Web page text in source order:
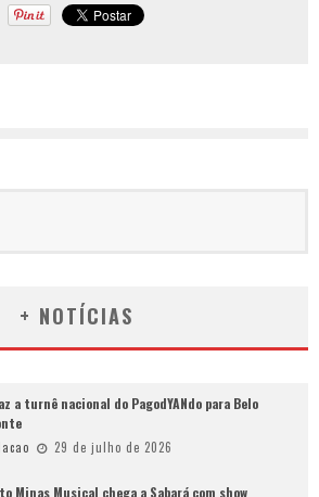
+ NOTÍCIAS
a turnê nacional do PagodYANdo para Belo
29 de julho de 2026
Minas Musical chega a Sabará com show